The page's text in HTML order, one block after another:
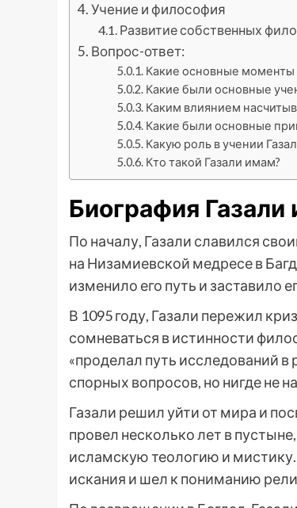
Учение и философия
Развитие собственных
Вопрос-ответ:
Какие основные моменты
Какие были основные
Каким влиянием
Какие были основные
Какую роль в учении
Кто такой Газали имам?
Биография Газали
По началу, Газали славился
на Низамиевской медресе в
изменило его путь и заставило
В 1095 году, Газали пережил
сомневаться в истинности
«проделал путь исследований
спорных вопросов, но нигде не
Газали решил уйти от мира и
провел несколько лет в
исламскую теологию и
искания и шел к пониманию